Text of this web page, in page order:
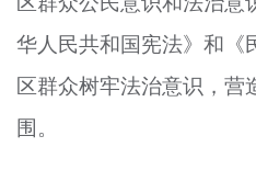
华人民共和国宪法》和《
区群众树牢法治意识，营
围。